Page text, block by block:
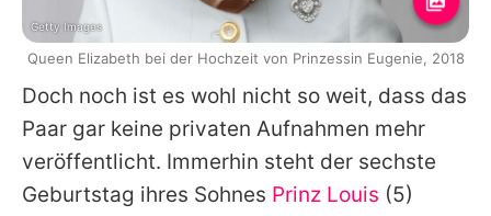
Doch noch ist es wohl nicht so weit, dass das
Paar gar keine privaten Aufnahmen mehr
veröffentlicht. Immerhin steht der sechste
Geburtstag ihres Sohnes Prinz Louis (5)
Getty Images
Queen Elizabeth bei der Hochzeit von Prinzessin Eugenie, 2018